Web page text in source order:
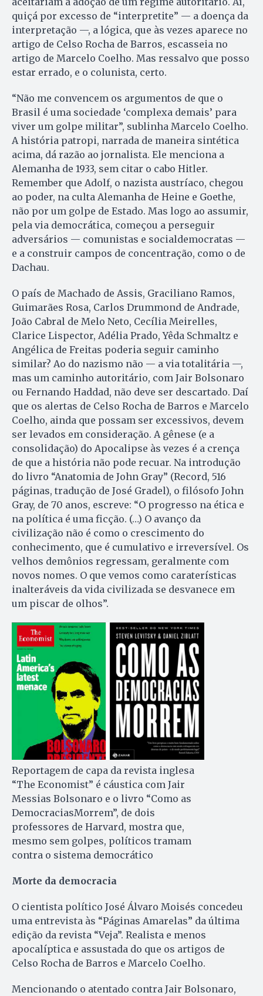
quiçá por excesso de “interpretite” — a doença da
interpretação —, a lógica, que às vezes aparece no
artigo de Celso Rocha de Barros, escasseia no
artigo de Marcelo Coelho. Mas ressalvo que posso
estar errado, e o colunista, certo.
“Não me convencem os argumentos de que o
Brasil é uma sociedade ‘complexa demais’ para
viver um golpe militar”, sublinha Marcelo Coelho.
A história patropi, narrada de maneira sintética
acima, dá razão ao jornalista. Ele menciona a
Alemanha de 1933, sem citar o cabo Hitler.
Remember que Adolf, o nazista austríaco, chegou
ao poder, na culta Alemanha de Heine e Goethe,
não por um golpe de Estado. Mas logo ao assumir,
pela via democrática, começou a perseguir
adversários — comunistas e socialdemocratas —
e a construir campos de concentração, como o de
Dachau.
O país de Machado de Assis, Graciliano Ramos,
Guimarães Ro­sa, Carlos Drummond de Andrade,
João Cabral de Melo Neto, Cecília Meirelles,
Clarice Lispector, Adélia Prado, Yêda Schmaltz e
Angélica de Freitas poderia seguir caminho
similar? Ao do nazismo não — a via totalitária —,
mas um caminho autoritário, com Jair Bolsonaro
ou Fernando Haddad, não deve ser descartado. Daí
que os alertas de Celso Rocha de Barros e Marcelo
Coelho, ainda que possam ser excessivos, devem
ser levados em consideração. A gênese (e a
consolidação) do Apocalipse às vezes é a crença
de que a história não pode recuar. Na introdução
do livro “Anatomia de John Gray” (Record, 516
páginas, tradução de José Gradel), o filósofo John
Gray, de 70 anos, escreve: “O progresso na ética e
na política é uma ficção. (…) O avanço da
civilização não é como o crescimento do
conhecimento, que é cumulativo e irreversível. Os
velhos demônios regressam, geralmente com
novos nomes. O que vemos como caraterísticas
inalteráveis da vida civilizada se desvanece em
um piscar de olhos”.
Reportagem de capa da revista inglesa
“The Economist” é cáustica com Jair
Messias Bolsonaro e o livro “Como as
DemocraciasMorrem”, de dois
professores de Harvard, mostra que,
mesmo sem golpes, políticos tramam
contra o sistema democrático
Morte da democracia
O cientista político José Álvaro Moisés concedeu
uma entrevista às “Páginas Amarelas” da última
edição da revista “Veja”. Realista e menos
apocalíptica e assustada do que os artigos de
Celso Rocha de Barros e Marcelo Coelho.
Mencionando o atentado contra Jair Bolsonaro,